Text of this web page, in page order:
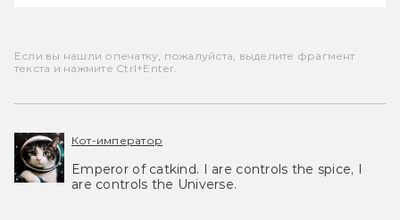
Если вы нашли опечатку, пожалуйста, выделите фрагмент
текста и нажмите Ctrl+Enter.
Кот-император
Emperor of catkind. I are controls the spice, I
are controls the Universe.